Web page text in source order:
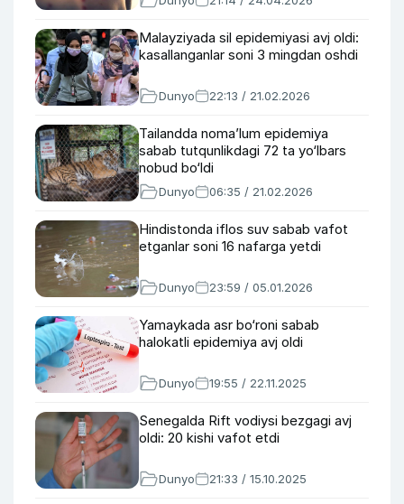
Malayziyada sil epidemiyasi avj oldi:
kasallanganlar soni 3 mingdan oshdi
Dunyo 22:13 / 21.02.2026
Tailandda noma’lum epidemiya
sabab tutqunlikdagi 72 ta yo‘lbars
nobud bo‘ldi
Dunyo 06:35 / 21.02.2026
Hindistonda iflos suv sabab vafot
etganlar soni 16 nafarga yetdi
Dunyo 23:59 / 05.01.2026
Yamaykada asr bo‘roni sabab
halokatli epidemiya avj oldi
Dunyo 19:55 / 22.11.2025
Senegalda Rift vodiysi bezgagi avj
oldi: 20 kishi vafot etdi
Dunyo 21:33 / 15.10.2025